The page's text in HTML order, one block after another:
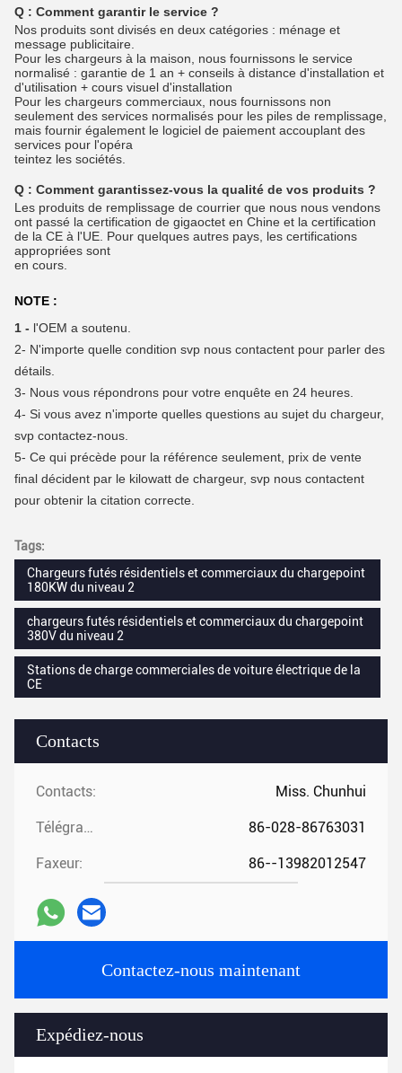
Contacts
Contacts: Miss. Chunhui
Télégramme: 86-028-86763031
Faxeur: 86--13982012547
Contactez-nous maintenant
Expédiez-nous
Q : Comment garantir le service ?
Nos produits sont divisés en deux catégories : ménage et
message publicitaire.
Pour les chargeurs à la maison, nous fournissons le service
normalisé : garantie de 1 an + conseils à distance d'installation et
d'utilisation + cours visuel d'installation
Pour les chargeurs commerciaux, nous fournissons non
seulement des services normalisés pour les piles de remplissage,
mais fournir également le logiciel de paiement accouplant des
services pour l'opéra
teintez les sociétés.
Q : Comment garantissez-vous la qualité de vos produits ?
Les produits de remplissage de courrier que nous nous vendons
ont passé la certification de gigaoctet en Chine et la certification
de la CE à l'UE. Pour quelques autres pays, les certifications
appropriées sont
en cours.
NOTE :
1 - l'OEM a soutenu.
2- N'importe quelle condition svp nous contactent pour parler des
détails.
3- Nous vous répondrons pour votre enquête en 24 heures.
4- Si vous avez n'importe quelles questions au sujet du chargeur,
svp contactez-nous.
5- Ce qui précède pour la référence seulement, prix de vente
final décident par le kilowatt de chargeur, svp nous contactent
pour obtenir la citation correcte.
Tags:
Chargeurs futés résidentiels et commerciaux du chargepoint
180KW du niveau 2
chargeurs futés résidentiels et commerciaux du chargepoint
380V du niveau 2
Stations de charge commerciales de voiture électrique de la
CE